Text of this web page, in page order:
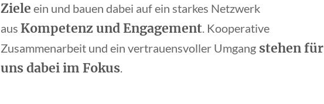
Ziele ein und bauen dabei auf ein starkes Netzwerk
aus Kompetenz und Engagement. Kooperative
Zusammenarbeit und ein vertrauensvoller Umgang stehen für
uns dabei im Fokus.